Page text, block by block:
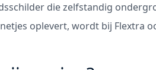
die zelfstandig
oplevert, wordt bij Flextra